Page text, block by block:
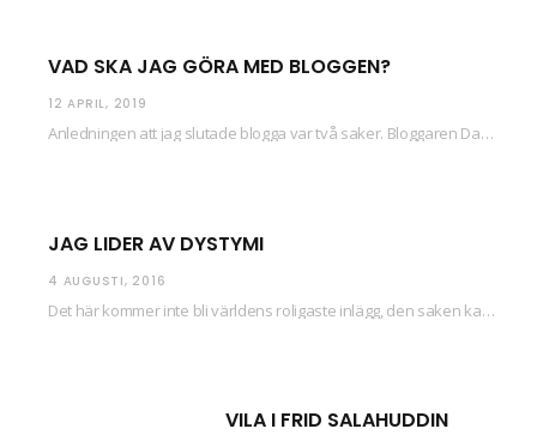
VAD SKA JAG GÖRA MED BLOGGEN?
12 APRIL, 2019
Anledningen att jag slutade blogga var två saker. Bloggaren Daniel skrev ut checkar som personen…
JAG LIDER AV DYSTYMI
4 AUGUSTI, 2016
Det här kommer inte bli världens roligaste inlägg, den saken kan ni räkna med. Det…
VILA I FRID SALAHUDDIN